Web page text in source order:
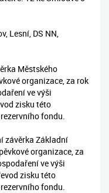
Lesní, DS NN,
Městského
organizace, za rok
ve výši
zisku této
fondu.
závěrka Základní
organizace, za
ve výši
zisku této
fondu.